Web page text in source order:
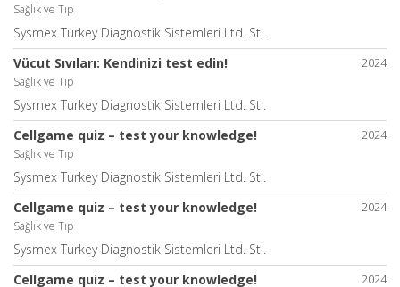
Sağlık ve Tıp
Sysmex Turkey Diagnostik Sistemleri Ltd. Sti.
2024
Vücut Sıvıları: Kendinizi test edin!
Sağlık ve Tıp
Sysmex Turkey Diagnostik Sistemleri Ltd. Sti.
2024
Cellgame quiz – test your knowledge!
Sağlık ve Tıp
Sysmex Turkey Diagnostik Sistemleri Ltd. Sti.
2024
Cellgame quiz – test your knowledge!
Sağlık ve Tıp
Sysmex Turkey Diagnostik Sistemleri Ltd. Sti.
2024
Cellgame quiz – test your knowledge!